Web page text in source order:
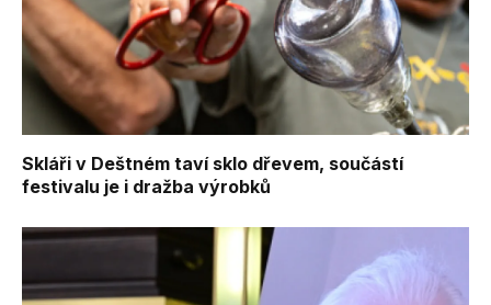
Skláři v Deštném taví sklo dřevem, součástí
festivalu je i dražba výrobků